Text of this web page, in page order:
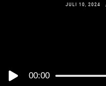
JULI 10, 2024
Audio
00:00